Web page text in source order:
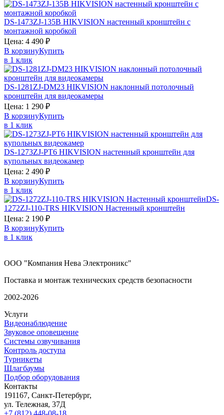
DS-1473ZJ-135B HIKVISION настенный кронштейн с
монтажной коробкой
Цена: 4 490 ₽
В корзинуКупить
в 1 клик
DS-1281ZJ-DM23 HIKVISION наклонный потолочный
кронштейн для видеокамеры
Цена: 1 290 ₽
В корзинуКупить
в 1 клик
DS-1273ZJ-PT6 HIKVISION настенный кронштейн для
купольных видеокамер
Цена: 2 490 ₽
В корзинуКупить
в 1 клик
DS-
1272ZJ-110-TRS HIKVISION Настенный кронштейн
Цена: 2 190 ₽
В корзинуКупить
в 1 клик
ООО "Компания Нева Электроникс"
Поставка и монтаж технических средств безопасности
2002-2026
Услуги
Видеонаблюдение
Звуковое оповещение
Системы озвучивания
Контроль доступа
Турникеты
Шлагбаумы
Подбор оборудования
Контакты
191167, Санкт-Петербург,
ул. Тележная, 37Д
+7 (812) 448-08-18